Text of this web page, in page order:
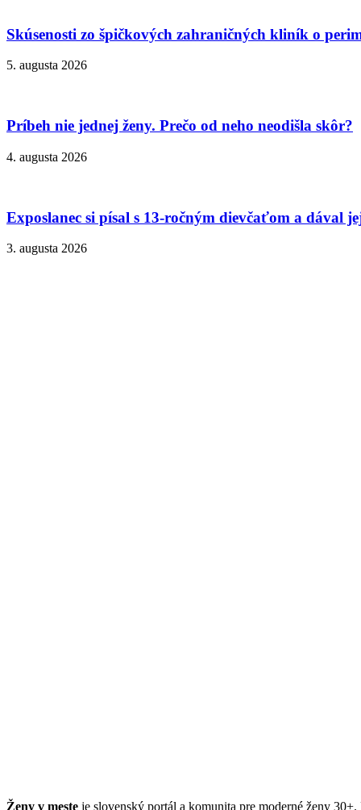
Skúsenosti zo špičkových zahraničných kliník o
5. augusta 2026
Príbeh nie jednej ženy. Prečo od neho neodišla skôr?
4. augusta 2026
Exposlanec si písal s 13-ročným dievčaťom a dával
3. augusta 2026
Ženy v meste je slovenský portál a komunita pre moderné ženy